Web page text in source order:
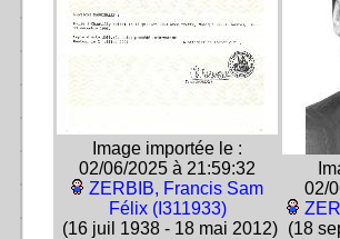
Image importée le :
02/06/2025 à 21:59:32
ZERBIB, Francis Sam
Félix (I311933)
(16 juil 1938 - 18 mai 2012)
02/
(18